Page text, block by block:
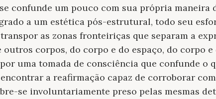
confunde um pouco com sua própria maneira
a um estética pós-estrutural, todo seu
as zonas fronteiriças que separam a
corpos, do corpo e do espaço, do corpo e
uma tomada de consciência que confunde o
a reafirmação capaz de corroborar
se involuntariamente preso pelas mesmas